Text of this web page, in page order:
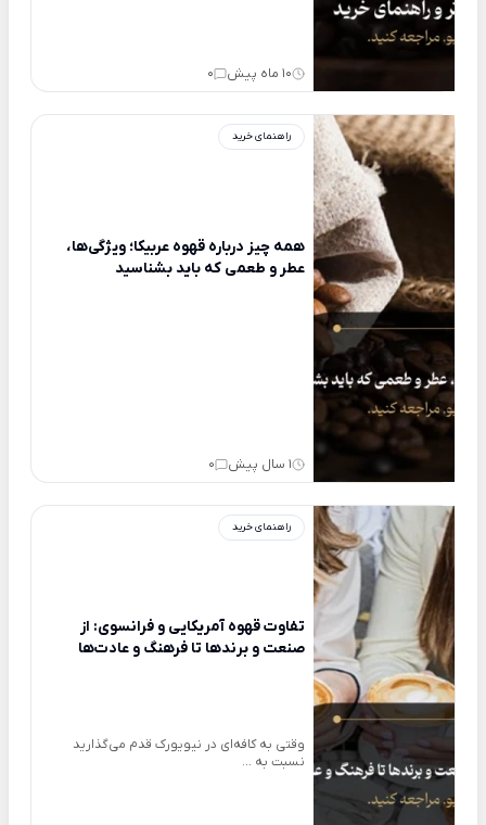
10 ماه پیش 0
راهنمای خرید
همه چیز درباره قهوه عربیکا؛ ویژگی‌ها،
عطر و طعمی که باید بشناسید
1 سال پیش 0
راهنمای خرید
تفاوت قهوه آمریکایی و فرانسوی: از
صنعت و برندها تا فرهنگ و عادت‌ها
وقتی به کافه‌ای در نیویورک قدم می‌گذارید
نسبت به ...